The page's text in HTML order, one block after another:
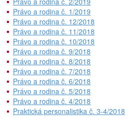
Právo a rodina č. 1/2019
Právo a rodina č. 12/2018
Právo a rodina č. 11/2018
Právo a rodina č. 10/2018
Právo a rodina č. 9/2018
Právo a rodina č. 8/2018
Právo a rodina č. 7/2018
Právo a rodina č. 6/2018
Právo a rodina č. 5/2018
Právo a rodina č. 4/2018
Praktická personalistika č. 3-4/2018